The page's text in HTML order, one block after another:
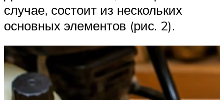
случае, состоит из нескольких
основных элементов (рис. 2).